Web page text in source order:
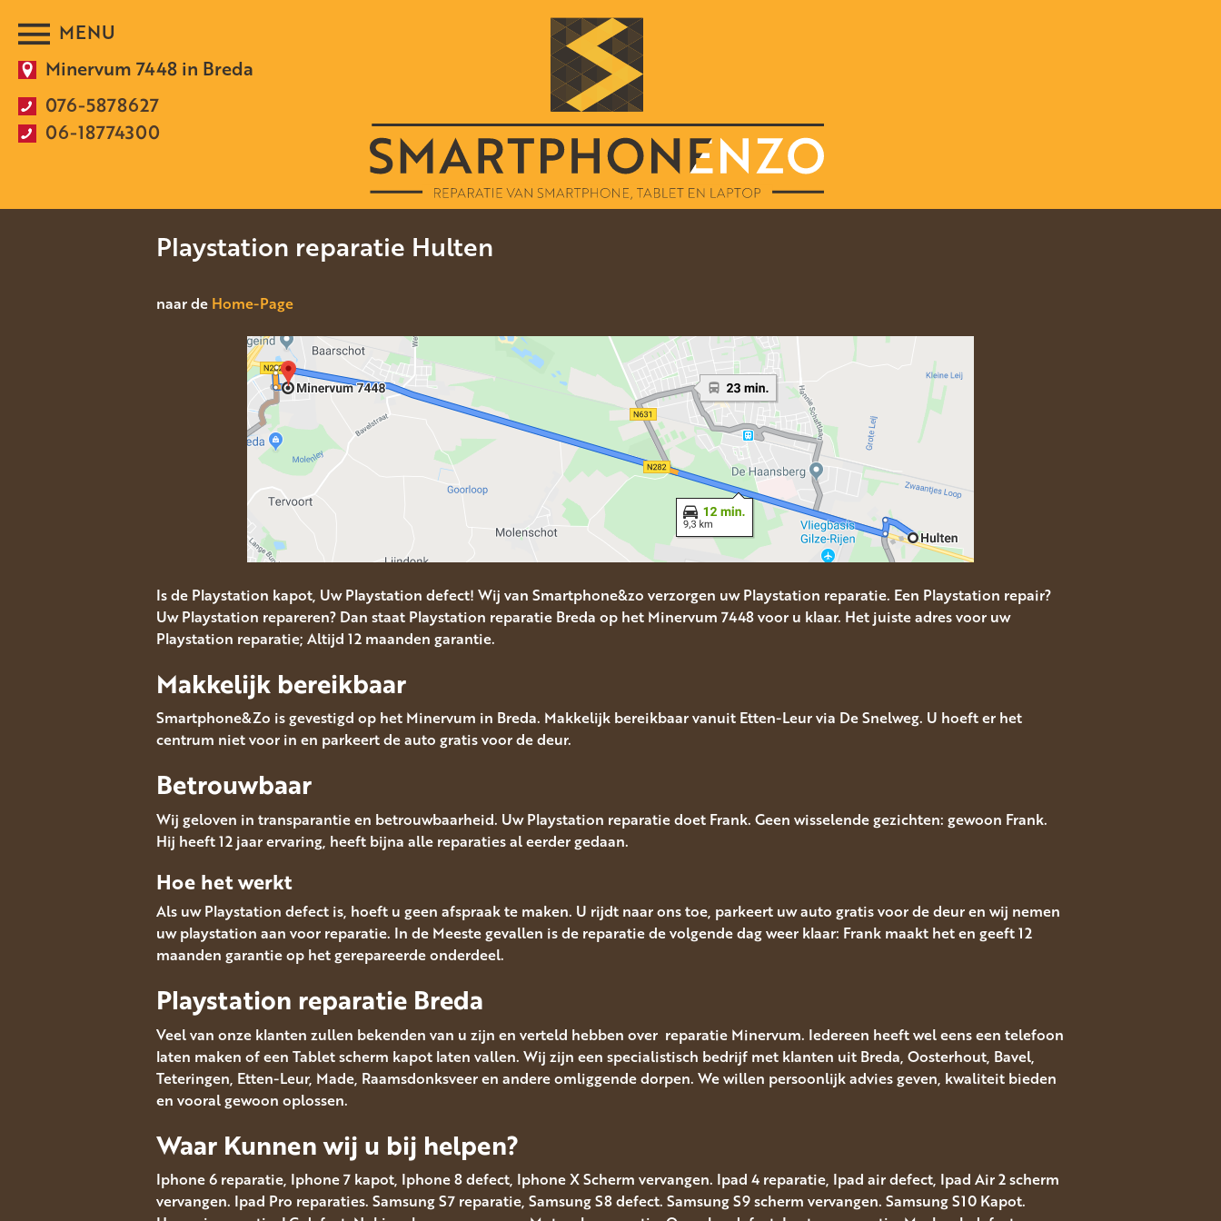
Minervum 7448 in Breda
076-5878627
06-18774300
Playstation reparatie Hulten
naar de Home-Page
Is de Playstation kapot, Uw Playstation defect! Wij van Smartphone&zo verzorgen uw Playstation reparatie. Een Playstation repair?
Uw Playstation repareren? Dan staat Playstation reparatie Breda op het Minervum 7448 voor u klaar. Het juiste adres voor uw
Playstation reparatie; Altijd 12 maanden garantie.
Makkelijk bereikbaar
Smartphone&Zo is gevestigd op het Minervum in Breda. Makkelijk bereikbaar vanuit Etten-Leur via De Snelweg. U hoeft er het
centrum niet voor in en parkeert de auto gratis voor de deur.
Betrouwbaar
Wij geloven in transparantie en betrouwbaarheid. Uw Playstation reparatie doet Frank. Geen wisselende gezichten: gewoon Frank.
Hij heeft 12 jaar ervaring, heeft bijna alle reparaties al eerder gedaan.
Hoe het werkt
Als uw Playstation defect is, hoeft u geen afspraak te maken. U rijdt naar ons toe, parkeert uw auto gratis voor de deur en wij nemen
uw playstation aan voor reparatie. In de Meeste gevallen is de reparatie de volgende dag weer klaar: Frank maakt het en geeft 12
maanden garantie op het gerepareerde onderdeel.
Playstation reparatie Breda
Veel van onze klanten zullen bekenden van u zijn en verteld hebben over reparatie Minervum. Iedereen heeft wel eens een telefoon
laten maken of een Tablet scherm kapot laten vallen. Wij zijn een specialistisch bedrijf met klanten uit Breda, Oosterhout, Bavel,
Teteringen, Etten-Leur, Made, Raamsdonksveer en andere omliggende dorpen. We willen persoonlijk advies geven, kwaliteit bieden
en vooral gewoon oplossen.
Waar Kunnen wij u bij helpen?
Iphone 6 reparatie, Iphone 7 kapot, Iphone 8 defect, Iphone X Scherm vervangen. Ipad 4 reparatie, Ipad air defect, Ipad Air 2 scherm
vervangen. Ipad Pro reparaties. Samsung S7 reparatie, Samsung S8 defect. Samsung S9 scherm vervangen. Samsung S10 Kapot.